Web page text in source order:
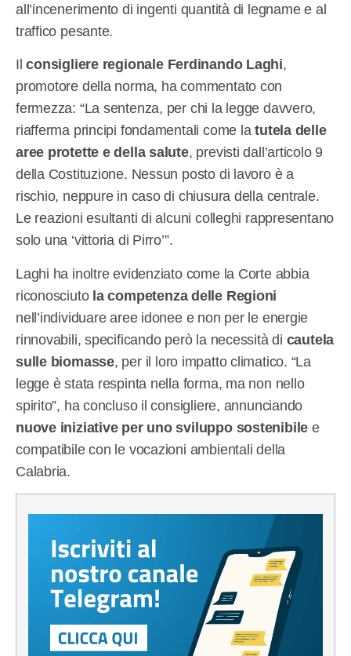
all’incenerimento di ingenti quantità di legname e al
traffico pesante.
Ilconsigliere regionale Ferdinando Laghi,
promotore della norma, ha commentato con
fermezza: “La sentenza, per chi la legge davvero,
riafferma principi fondamentali come latutela delle
aree protette e della salute, previsti dall’articolo 9
della Costituzione. Nessun posto di lavoro è a
rischio, neppure in caso di chiusura della centrale.
Le reazioni esultanti di alcuni colleghi rappresentano
solo una ‘vittoria di Pirro’”.
Laghi ha inoltre evidenziato come la Corte abbia
riconosciuto la competenza delle Regioni
nell’individuare aree idonee e non per le energie
rinnovabili, specificando però la necessità di cautela
sulle biomasse, per il loro impatto climatico. “La
legge è stata respinta nella forma, ma non nello
spirito”, ha concluso il consigliere, annunciando
nuove iniziative per uno sviluppo sostenibile e
compatibile con le vocazioni ambientali della
Calabria.